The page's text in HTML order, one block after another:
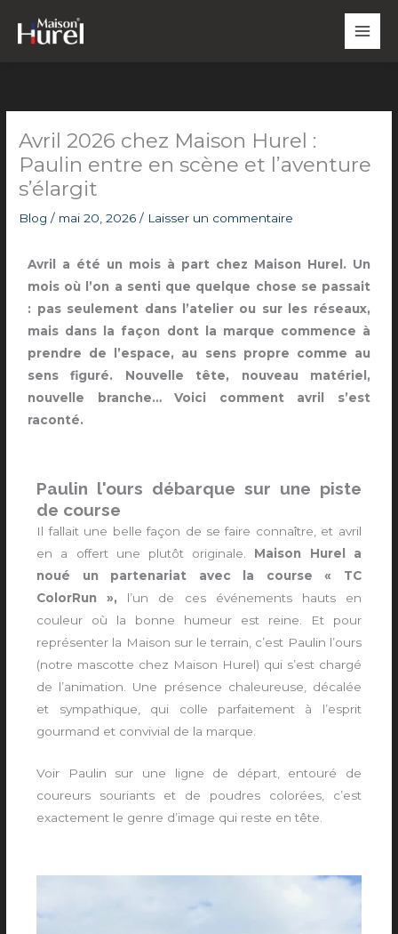
Avril 2026 chez Maison Hurel :
Paulin entre en scène et l’aventure
s’élargit
Blog / mai 20, 2026/ Laisser un commentaire
Avril a été un mois à part chez Maison Hurel. Un
mois où l’on a senti que quelque chose se passait
: pas seulement dans l’atelier ou sur les réseaux,
mais dans la façon dont la marque commence à
prendre de l’espace, au sens propre comme au
sens figuré. Nouvelle tête, nouveau matériel,
nouvelle
branche… Voici comment avril s’est
raconté.
Paulin l'ours débarque sur une piste
de course
Il fallait une belle façon de se faire connaître, et avril
en a offert une plutôt originale.
Maison Hurel a
noué un partenariat avec la course « TC
ColorRun », l’un de ces événements hauts en
couleur où la bonne humeur est reine. Et pour
représenter la Maison sur le terrain, c’est Paulin l’ours
(notre mascotte chez Maison Hurel) qui s’est chargé
de l’animation. Une présence chaleureuse, décalée
et sympathique, qui colle parfaitement à l’esprit
gourmand et convivial de la marque.
Voir Paulin sur une ligne de départ, entouré de
coureurs souriants et de poudres colorées, c’est
exactement le genre d’image qui reste en tête.